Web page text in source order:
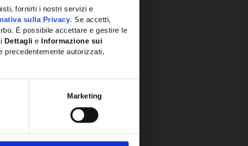
fornirti i nostri servizi e
sulla Privacy. Se accetti,
É possibile accettare e gestire le
Dettagli e Informazione sui
precedentemente autorizzati,
Marketing